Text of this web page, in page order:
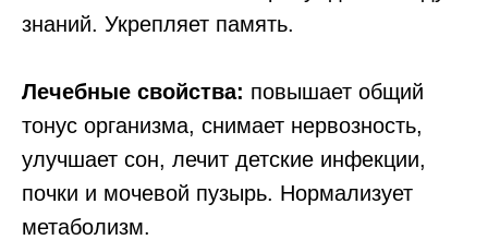
знаний. Укрепляет память.
Лечебные свойства: повышает общий
тонус организма, снимает нервозность,
улучшает сон, лечит детские инфекции,
почки и мочевой пузырь. Нормализует
метаболизм.